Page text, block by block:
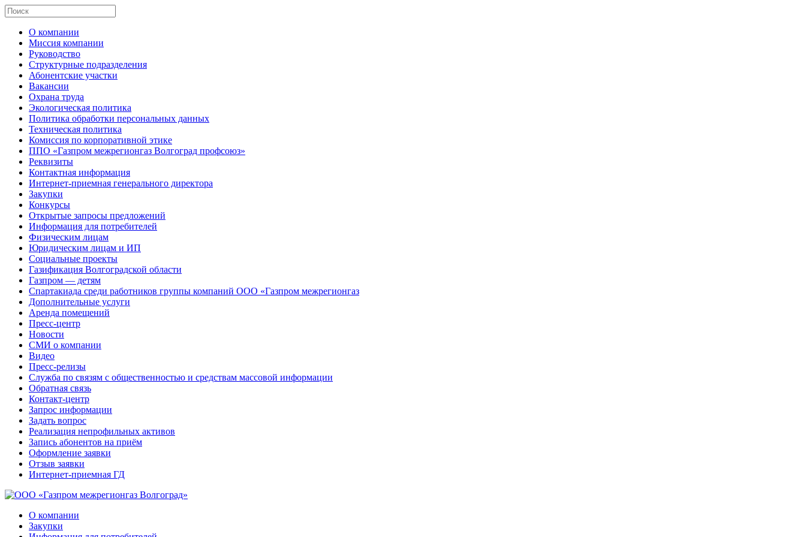
О компании
Миссия компании
Руководство
Структурные подразделения
Абонентские участки
Вакансии
Охрана труда
Экологическая политика
Политика обработки персональных данных
Техническая политика
Комиссия по корпоративной этике
ППО «Газпром межрегионгаз Волгоград профсоюз»
Реквизиты
Контактная информация
Интернет-приемная генерального директора
Закупки
Конкурсы
Открытые запросы предложений
Информация для потребителей
Физическим лицам
Юридическим лицам и ИП
Социальные проекты
Газификация Волгоградской области
Газпром — детям
Спартакиада среди работников группы компаний ООО «Газпром межрегионгаз
Дополнительные услуги
Аренда помещений
Пресс-центр
Новости
СМИ о компании
Видео
Пресс-релизы
Служба по связям с общественностью и средствам массовой информации
Обратная связь
Контакт-центр
Запрос информации
Задать вопрос
Реализация непрофильных активов
Запись абонентов на приём
Оформление заявки
Отзыв заявки
Интернет-приемная ГД
О компании
Закупки